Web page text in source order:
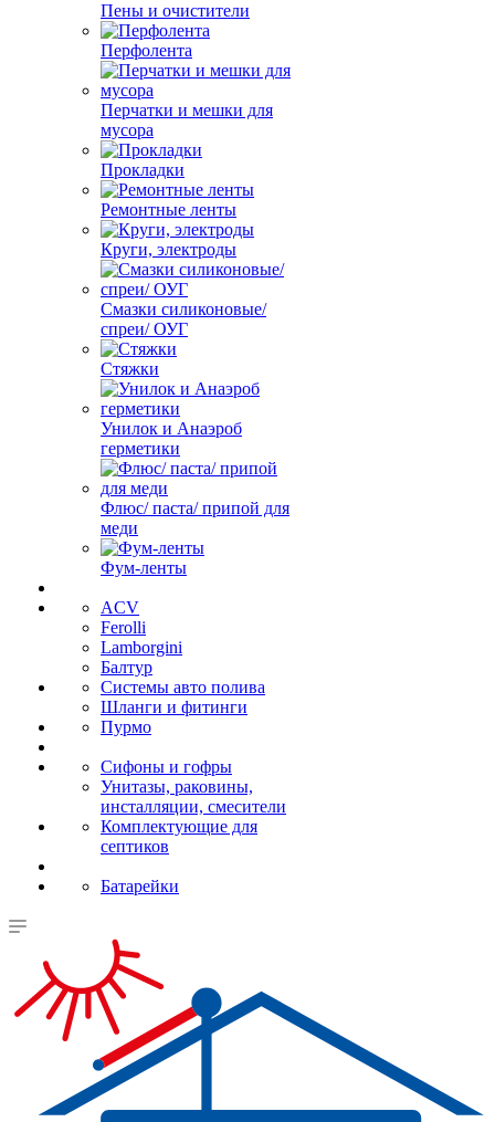
Пены и очистители
Перфолента
Перчатки и мешки для
мусора
Прокладки
Ремонтные ленты
Круги, электроды
Смазки силиконовые/
спреи/ ОУГ
Стяжки
Унилок и Анаэроб
герметики
Флюс/ паста/ припой для
меди
Фум-ленты
ACV
Ferolli
Lamborgini
Балтур
Системы авто полива
Шланги и фитинги
Пурмо
Сифоны и гофры
Унитазы, раковины,
инсталляции, смесители
Комплектующие для
септиков
Батарейки